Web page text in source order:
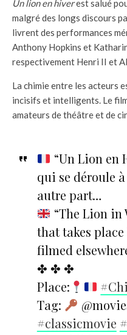
Un lion en hiverest salué
malgré des longs discours
livrent des performances
Anthony Hopkins et
respectivement Henri II et
La chimie entre les acteurs
incisifs et intelligents. Le
amateurs de théâtre et de
“Un Lion en
qui se déroule
autre part…
“The Lion in
that takes
filmed
✤ ✤ ✤
Place:
Tag:
#classicmovie